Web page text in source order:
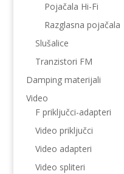
Pojačala Hi-Fi
Razglasna pojačala
Slušalice
Tranzistori FM
Damping materijali
Video
F priključci-adapteri
Video priključci
Video adapteri
Video spliteri